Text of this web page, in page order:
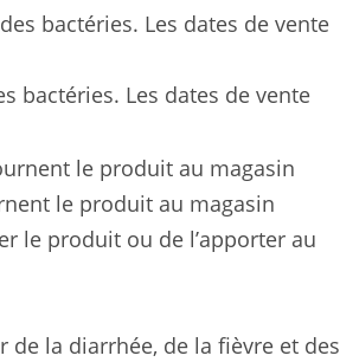
bactéries. Les dates de vente
le produit au magasin
le produit ou de l’apporter au
la diarrhée, de la fièvre et des